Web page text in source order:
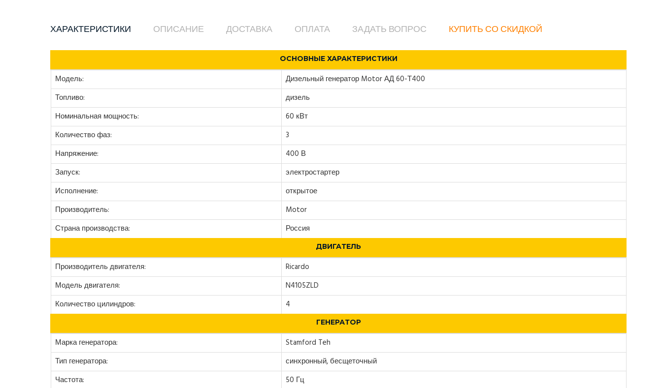
ХАРАКТЕРИСТИКИ ОПИСАНИЕ ДОСТАВКА ОПЛАТА ЗАДАТЬ ВОПРОС КУПИТЬ СО СКИДКОЙ
ОСНОВНЫЕ ХАРАКТЕРИСТИКИ
Модель:
Дизельный генератор Motor АД 60-Т400
Топливо:
дизель
Номинальная мощность:
60 кВт
Количество фаз:
3
Напряжение:
400 В
Запуск:
электростартер
Исполнение:
открытое
Производитель:
Motor
Страна производства:
Россия
ДВИГАТЕЛЬ
Производитель двигателя:
Ricardo
Модель двигателя:
N4105ZLD
Количество цилиндров:
4
ГЕНЕРАТОР
Марка генератора:
Stamford Teh
Тип генератора:
синхронный, бесщеточный
Частота:
50 Гц